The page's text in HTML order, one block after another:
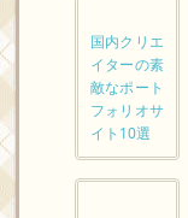
国内クリエ
イターの素
敵なポート
フォリオサ
イト10選